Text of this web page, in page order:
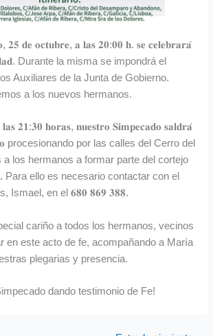
𝟐𝟓 𝐝𝐞 𝐨𝐜𝐭𝐮𝐛𝐫𝐞, 𝐚 𝐥𝐚𝐬 𝟐𝟎:𝟎𝟎 𝐡. 𝐬𝐞 𝐜𝐞𝐥𝐞𝐛𝐫𝐚𝐫𝐚́
Durante la misma se impondrá el
Auxiliares de la Junta de Gobierno.
a los nuevos hermanos.
𝟐𝟏:𝟑𝟎 𝐡𝐨𝐫𝐚𝐬, 𝐧𝐮𝐞𝐬𝐭𝐫𝐨 𝐒𝐢𝐦𝐩𝐞𝐜𝐚𝐝𝐨 𝐬𝐚𝐥𝐝𝐫𝐚́
procesionando por las calles del Cerro del
a los hermanos a formar parte del cortejo
Para ello es necesario contactar con el
Ismael, en el 𝟔𝟖𝟎 𝟖𝟔𝟗 𝟑𝟖𝟖.
cariño a todos los hermanos, vecinos
en este acto de fe, acompañando a María
plegarias y presencia.
dando testimonio de Fe!